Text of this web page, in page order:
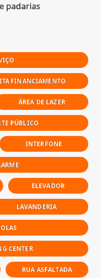
FINANCIAMENTO
ÁREA DE LAZER
PÚBLICO
INTERFONE
ELEVADOR
LAVANDERIA
CENTER
RUA ASFALTADA